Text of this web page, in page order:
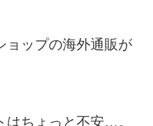
ョップの海外通販が
はちょっと不安…。